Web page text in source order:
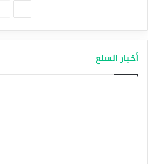
أخبار السلع